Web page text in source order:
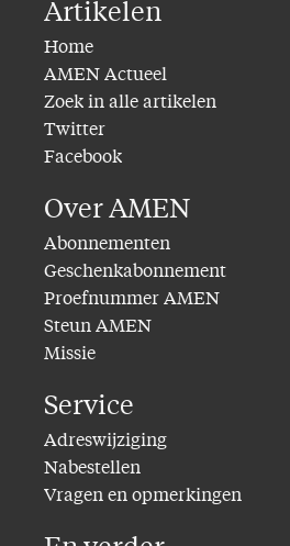
Artikelen
Home
AMEN Actueel
Zoek in alle artikelen
Twitter
Facebook
Over AMEN
Abonnementen
Geschenkabonnement
Proefnummer AMEN
Steun AMEN
Missie
Service
Adreswijziging
Nabestellen
Vragen en opmerkingen